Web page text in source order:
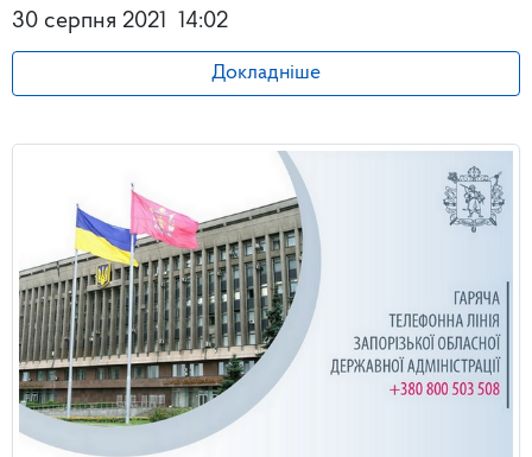
30 серпня 2021
14:02
Докладніше